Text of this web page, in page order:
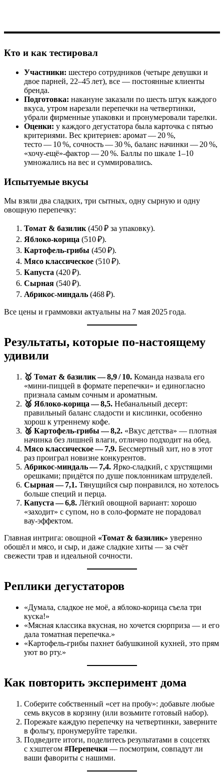
Кто и как тестировал
Участники: шестеро сотрудников (четыре девушки и
двое парней, 22–45 лет), все — постоянные клиенты
бренда.
Подготовка: накануне заказали по шесть штук каждого
вкуса, утром нарезали перепечки на четвертинки,
убрали фирменные упаковки и пронумеровали тарелки.
Оценки: у каждого дегустатора была карточка с пятью
критериями. Вес критериев: аромат — 20 %,
тесто — 10 %, сочность — 30 %, баланс начинки — 20 %,
«хочу‑ещё»‑фактор — 20 %. Баллы по шкале 1–10
умножались на вес и суммировались.
Испытуемые вкусы
Мы взяли два сладких, три сытных, одну сырную и одну
овощную перепечку:
Томат & базилик (450 ₽ за упаковку).
Яблоко‑корица (510 ₽).
Картофель‑грибы (450 ₽).
Мясо классическое (510 ₽).
Капуста (420 ₽).
Сырная (540 ₽).
Абрикос‑миндаль (468 ₽).
Все цены и граммовки актуальны на 7 мая 2025 года.
Результаты, которые по‑настоящему
удивили
🥇 Томат & базилик — 8,9 / 10. Команда назвала его
«мини‑пиццей в формате перепечки» и единогласно
признала самым сочным и ароматным.
🥈 Яблоко‑корица — 8,5. Небанальный десерт:
правильный баланс сладости и кислинки, особенно
хорош к утреннему кофе.
🥉 Картофель‑грибы — 8,2. «Вкус детства» — плотная
начинка без лишней влаги, отлично подходит на обед.
Мясо классическое — 7,9. Бессмертный хит, но в этот
раз проиграл новизне конкурентов.
Абрикос‑миндаль — 7,4. Ярко‑сладкий, с хрустящими
орешками; придётся по душе поклонникам штруделей.
Сырная — 7,1. Тянущийся сыр понравился, но хотелось
больше специй и перца.
Капуста — 6,8. Лёгкий овощной вариант: хорошо
«заходит» с супом, но в соло‑формате не порадовал
вау‑эффектом.
Главная интрига: овощной «Томат & базилик» уверенно
обошёл и мясо, и сыр, и даже сладкие хиты — за счёт
свежести трав и идеальной сочности.
Реплики дегустаторов
«Думала, сладкое не моё, а яблоко‑корица съела три
куска!»
«Мясная классика вкусная, но хочется сюрприза — и его
дала томатная перепечка.»
«Картофель‑грибы пахнет бабушкиной кухней, это прям
уют во рту.»
Как повторить эксперимент дома
Соберите собственный «сет на пробу»: добавьте любые
семь вкусов в корзину (или возьмите готовый набор).
Порежьте каждую перепечку на четвертинки, заверните
в фольгу, пронумеруйте тарелки.
Подведите итоги, поделитесь результатами в соцсетях
с хэштегом #Перепечки — посмотрим, совпадут ли
ваши фавориты с нашими.